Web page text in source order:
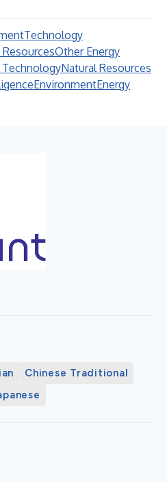
Technology
Other Energy
Natural Resources
EnvironmentEnergy
Chinese Traditional